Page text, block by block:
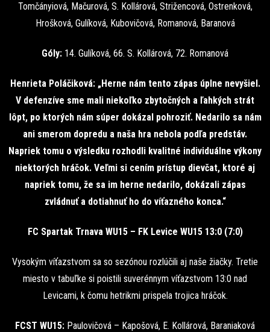
Tomčányiová, Mačurová, S. Kollárová, Strižencová, Ostrenková,
Hrošková, Gulíková, Kubovičová, Romanová, Baranová
Góly: 14. Gulíková, 66. S. Kollárová, 72. Romanová
Henrieta Poláčiková: „Herne nám tento zápas úplne nevyšiel.
V defenzíve sme mali niekoľko zbytočných a ľahkých strát
lôpt, po ktorých nám súper dokázal pohroziť. Nedarilo sa nám
ani smerom dopredu a naša hra nebola podľa predstáv.
Napriek tomu o výsledku rozhodli kvalitné individuálne výkony
niektorých hráčok. Veľmi si cením prístup dievčat, ktoré aj
napriek tomu, že sa im herne nedarilo, dokázali zápas
zvládnuť a dotiahnuť ho do víťazného konca.“
FC Spartak Trnava WU15 – FK Levice WU15 13:0 (7:0)
Vysokým víťazstvom sa so sezónou rozlúčili aj naše žiačky. Tretie
miesto v tabuľke si poistili suverénnym víťazstvom 13:0 nad
Levicami, k čomu hetrikmi prispela trojica hráčok.
FCST WU15: Paulovičová – Kapošová, E. Kollárová, Baraniaková